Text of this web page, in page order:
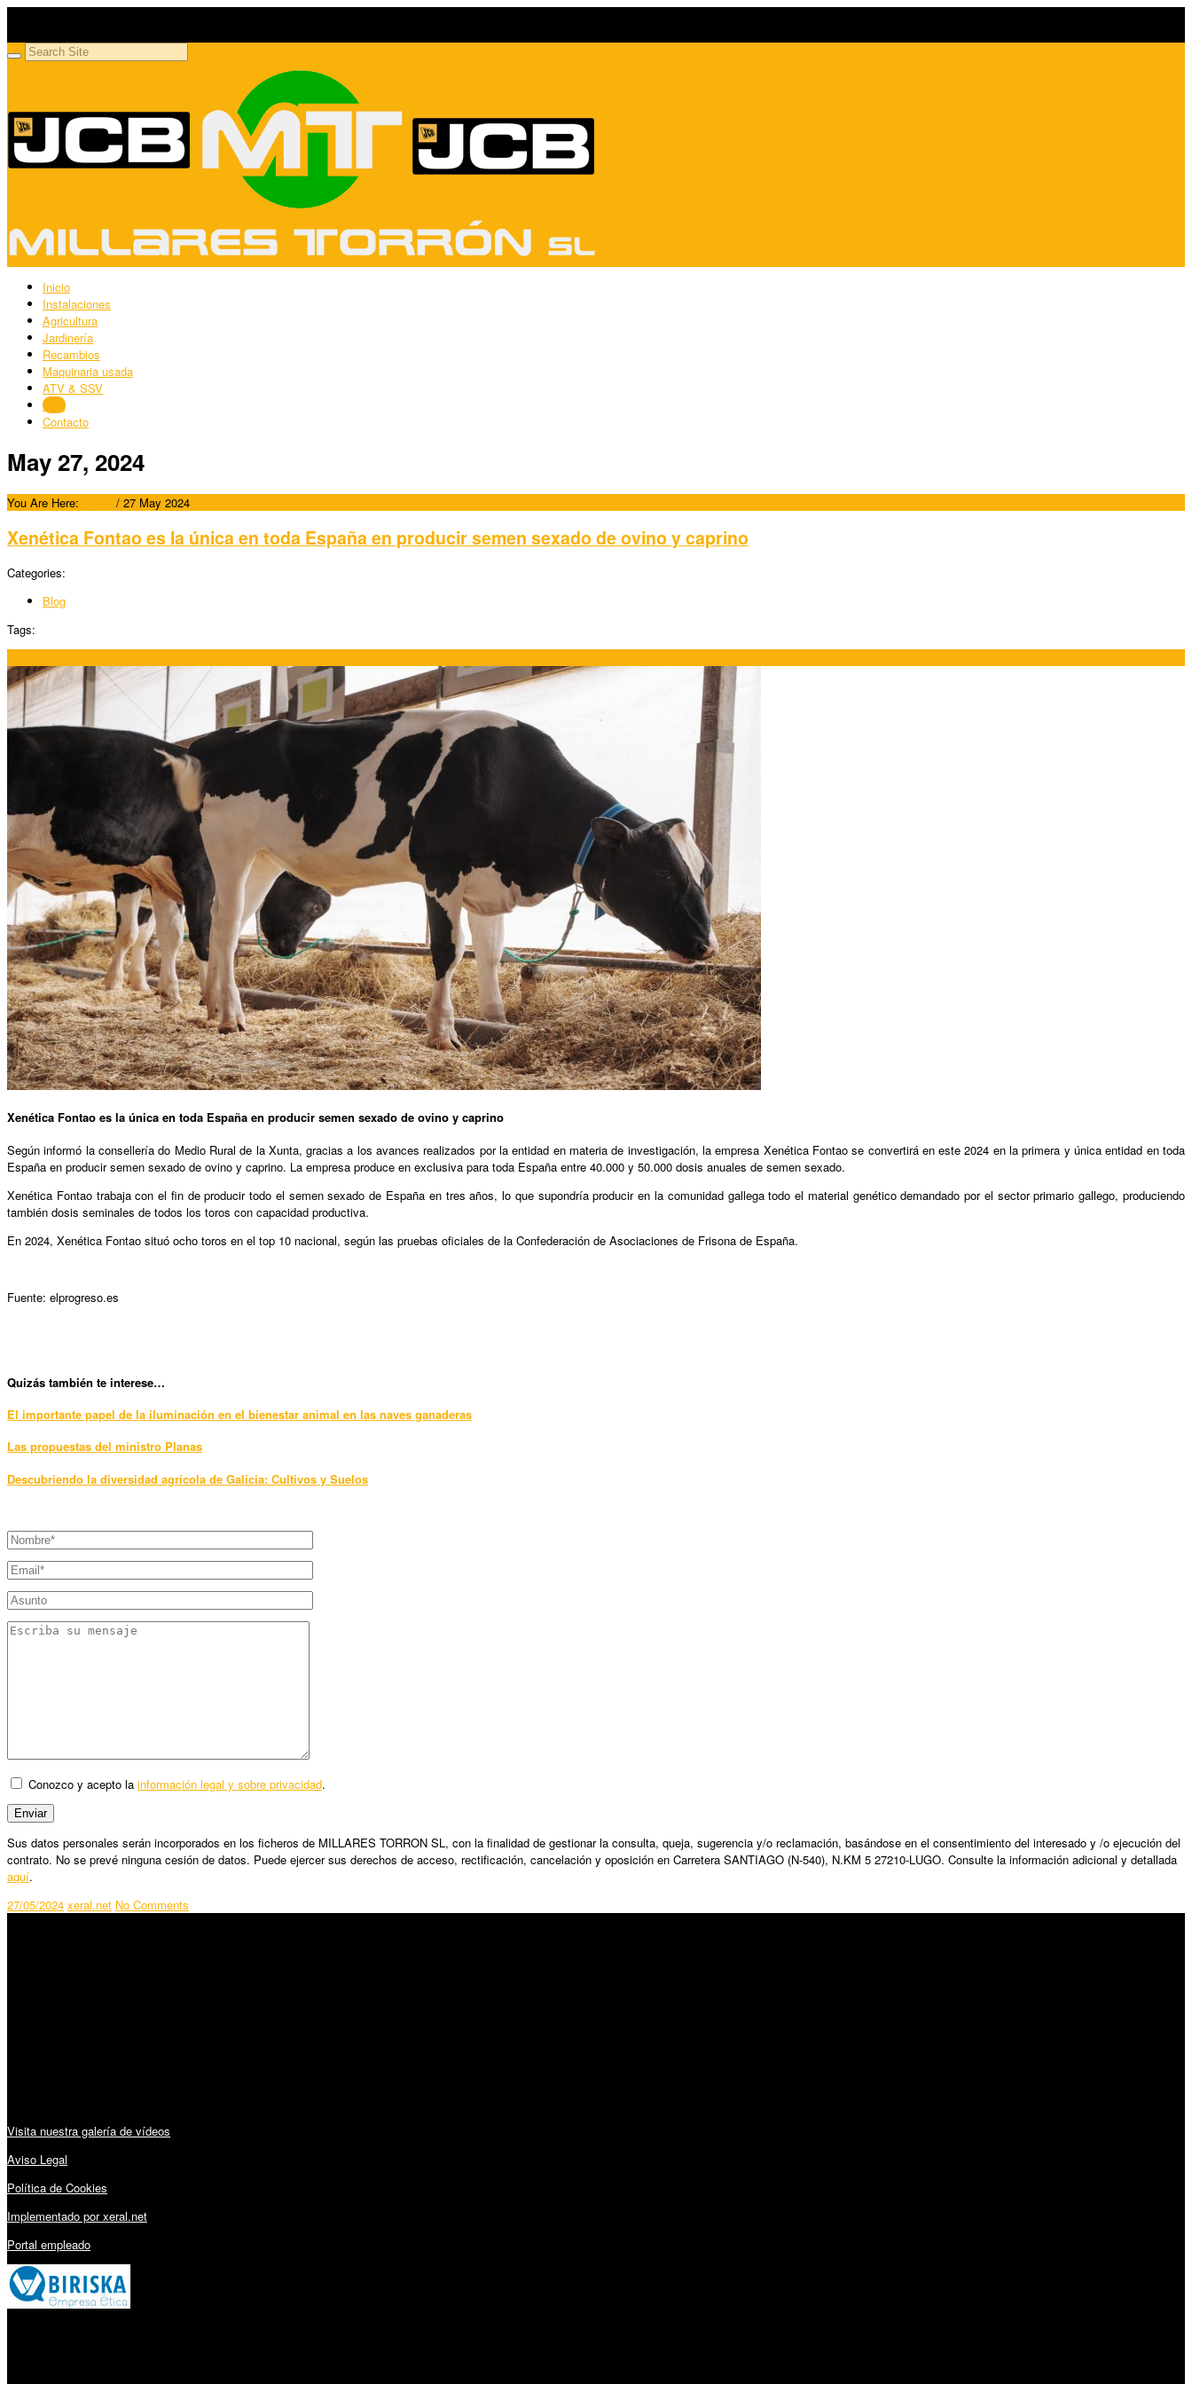
Inicio
Instalaciones
Agricultura
Jardinería
Recambios
Maquinaria usada
ATV & SSV
Blog
Contacto
May 27, 2024
You Are Here: / 27 May 2024
Xenética Fontao es la única en toda España en producir semen sexado de ovino y caprino
Categories:
Blog
Tags:
Xenética Fontao es la única en toda España en producir semen sexado de ovino y caprino
Según informó la consellería do Medio Rural de la Xunta, gracias a los avances realizados por la entidad en materia de investigación, la empresa Xenética Fontao se convertirá en este 2024 en la primera y única entidad en toda
España en producir semen sexado de ovino y caprino. La empresa produce en exclusiva para toda España entre 40.000 y 50.000 dosis anuales de semen sexado.
Xenética Fontao trabaja con el fin de producir todo el semen sexado de España en tres años, lo que supondría producir en la comunidad gallega todo el material genético demandado por el sector primario gallego, produciendo
también dosis seminales de todos los toros con capacidad productiva.
En 2024, Xenética Fontao situó ocho toros en el top 10 nacional, según las pruebas oficiales de la Confederación de Asociaciones de Frisona de España.
Fuente: elprogreso.es
Quizás también te interese…
El importante papel de la iluminación en el bienestar animal en las naves ganaderas
Las propuestas del ministro Planas
Descubriendo la diversidad agrícola de Galicia: Cultivos y Suelos
Conozco y acepto la información legal y sobre privacidad.
Sus datos personales serán incorporados en los ficheros de MILLARES TORRON SL, con la finalidad de gestionar la consulta, queja, sugerencia y/o reclamación, basándose en el consentimiento del interesado y /o ejecución del
contrato. No se prevé ninguna cesión de datos. Puede ejercer sus derechos de acceso, rectificación, cancelación y oposición en Carretera SANTIAGO (N-540), N.KM 5 27210-LUGO. Consulte la información adicional y detallada
aquí.
27/05/2024 xeral.net No Comments
Visita nuestra galería de vídeos
Aviso Legal
Política de Cookies
Implementado por xeral.net
Portal empleado